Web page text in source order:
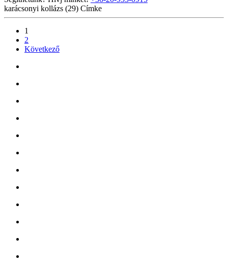
karácsonyi kollázs (29) Címke
1
2
Következő